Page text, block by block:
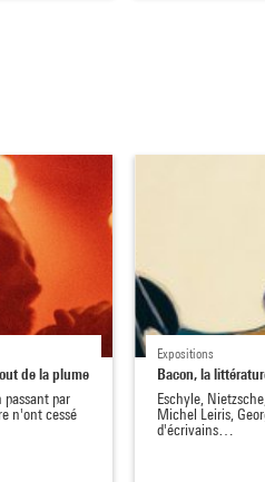
de la plume
passant par
n'ont cessé
Expositions
Bacon, la
Eschyle,
Michel Leiris,
d'écrivains…